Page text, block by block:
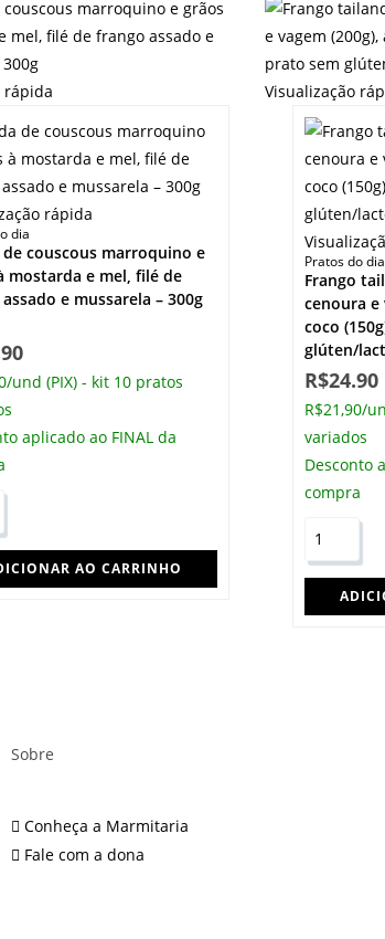
rápida
rápida
dia
de couscous marroquino e
mostarda e mel, filé de
e mussarela – 300g
und (PIX) - kit 10 pratos
aplicado ao FINAL da
AO CARRINHO
Visualização
Pratos do dia
Frango
cenoura e
coco
glúten/
R$24.90
R$21,90/
variados
Desconto
compra
Sobre
Conheça a Marmitaria
Fale com a dona